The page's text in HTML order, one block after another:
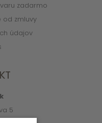
zadarmo
od zmluvy
údajov
5